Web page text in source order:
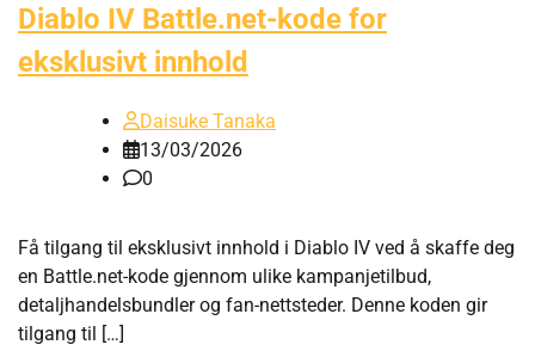
Diablo IV Battle.net-kode for
eksklusivt innhold
Daisuke Tanaka
13/03/2026
0
Få tilgang til eksklusivt innhold i Diablo IV ved å skaffe deg
en Battle.net-kode gjennom ulike kampanjetilbud,
detaljhandelsbundler og fan-nettsteder. Denne koden gir
tilgang til […]